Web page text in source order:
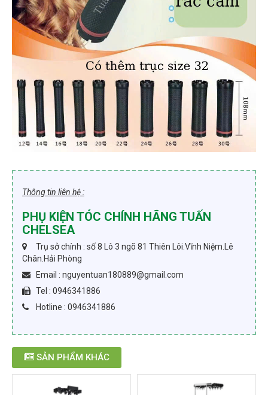
Thông tin liên hệ :
PHỤ KIỆN TÓC CHÍNH HÃNG TUẤN
CHELSEA
Trụ sở chính : số 8 Lô 3 ngõ 81 Thiên Lôi.Vĩnh Niệm.Lê
Chân.Hải Phòng
Email : nguyentuan180889@gmail.com
Tel : 0946341886
Hotline : 0946341886
SẢN PHẨM KHÁC